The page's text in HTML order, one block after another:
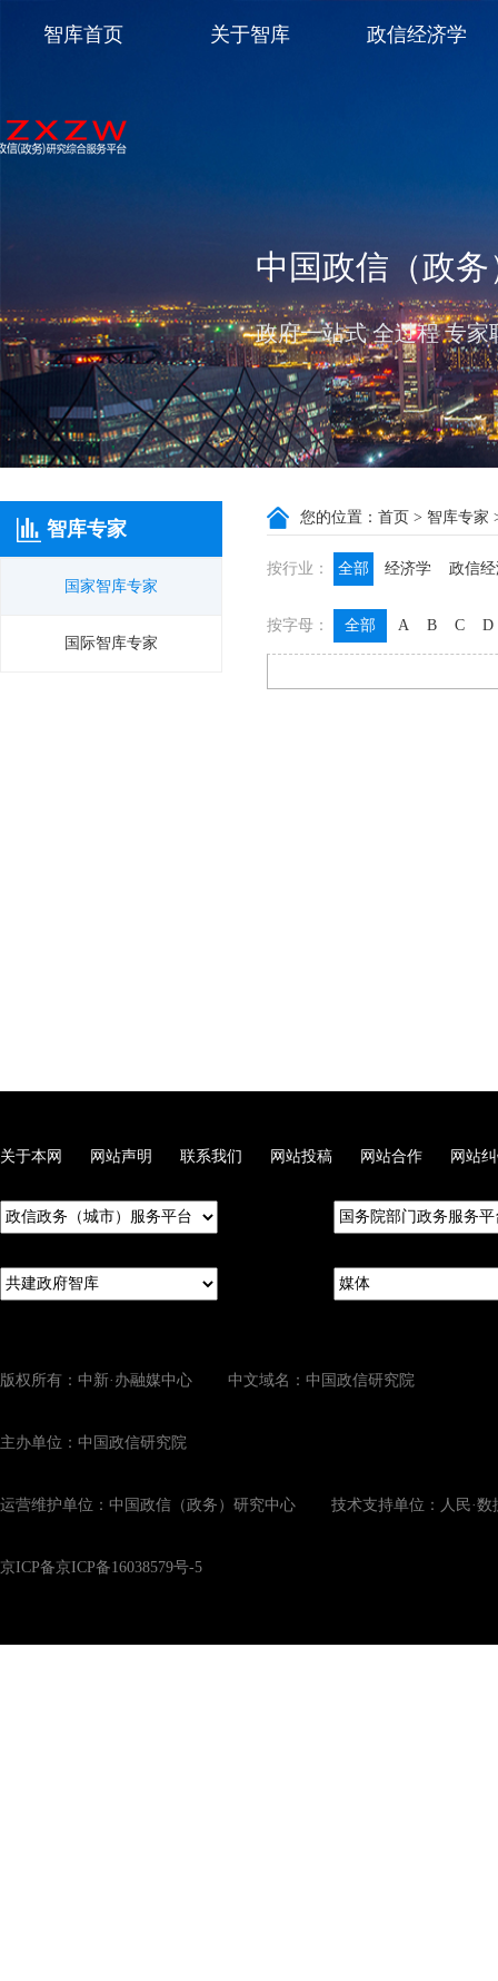
中国政信（政
政府一站式 全过程 专
智库首页 关于智库 政信经济学
智库专家
国家智库专家
国际智库专家
您的位置： 首页 > 智库专家
按行业： 全部 经济学
政信
膳食养生
名医西药
按字母： 全部 A B C D
关于本网 网站声明 联系我们 网站投稿 网站合作 网站
版权所有：中新·办融媒中心 中文域名：中国政信研究院
主办单位：中国政信研究院
运营维护单位：中国政信（政务）研究中心 技术支持单位：人民·数
京ICP备京ICP备16038579号-5